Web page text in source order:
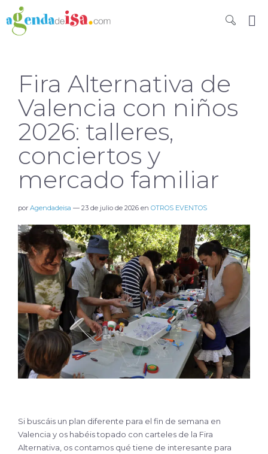
Fira Alternativa de
Valencia con niños
2026: talleres,
conciertos y
mercado familiar
por Agendadeisa — 23 de julio de 2026 en OTROS EVENTOS
Si buscáis un plan diferente para el fin de semana en
Valencia y os habéis topado con carteles de la Fira
Alternativa, os contamos qué tiene de interesante para